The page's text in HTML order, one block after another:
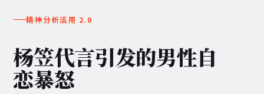
精神分析活用 2.0
杨笠代言引发的男性自
恋暴怒